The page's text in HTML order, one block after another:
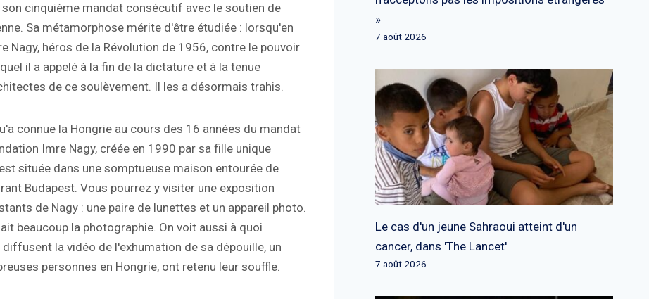
cinquième mandat consécutif avec le soutien de
Sa métamorphose mérite d'être étudiée : lorsqu'en
Nagy, héros de la Révolution de 1956, contre le pouvoir
il a appelé à la fin de la dictature et à la tenue
de ce soulèvement. Il les a désormais trahis.
connue la Hongrie au cours des 16 années du mandat
Imre Nagy, créée en 1990 par sa fille unique
située dans une somptueuse maison entourée de
Budapest. Vous pourrez y visiter une exposition
de Nagy : une paire de lunettes et un appareil photo.
beaucoup la photographie. On voit aussi à quoi
la vidéo de l'exhumation de sa dépouille, un
personnes en Hongrie, ont retenu leur souffle.
»
7 août 2026
Le cas d'un jeune Sahraoui atteint d'un
cancer, dans 'The Lancet'
7 août 2026